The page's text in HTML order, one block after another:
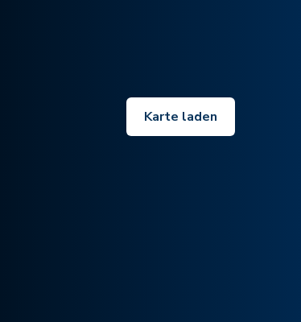
Karte laden